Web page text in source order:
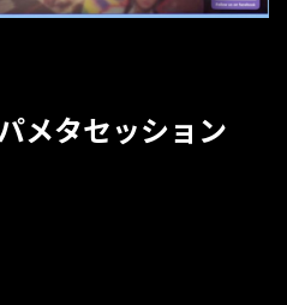
メタセッション